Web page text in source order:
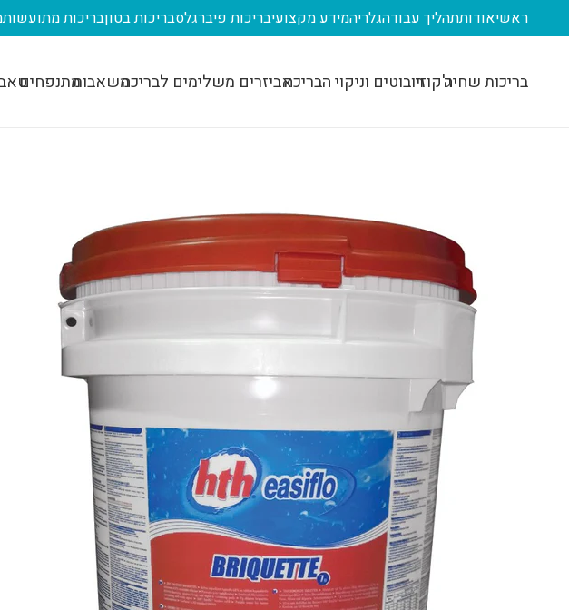
ראשיאודותתהליך עבודהגלריהמידע מקצועיבריכות פיברגלסבריכות בטוןבריכות מתועשות
בריכות שחיהג'קוזירובוטים וניקוי הבריכהאביזרים משלימים לבריכהמשאבותמתנפחים